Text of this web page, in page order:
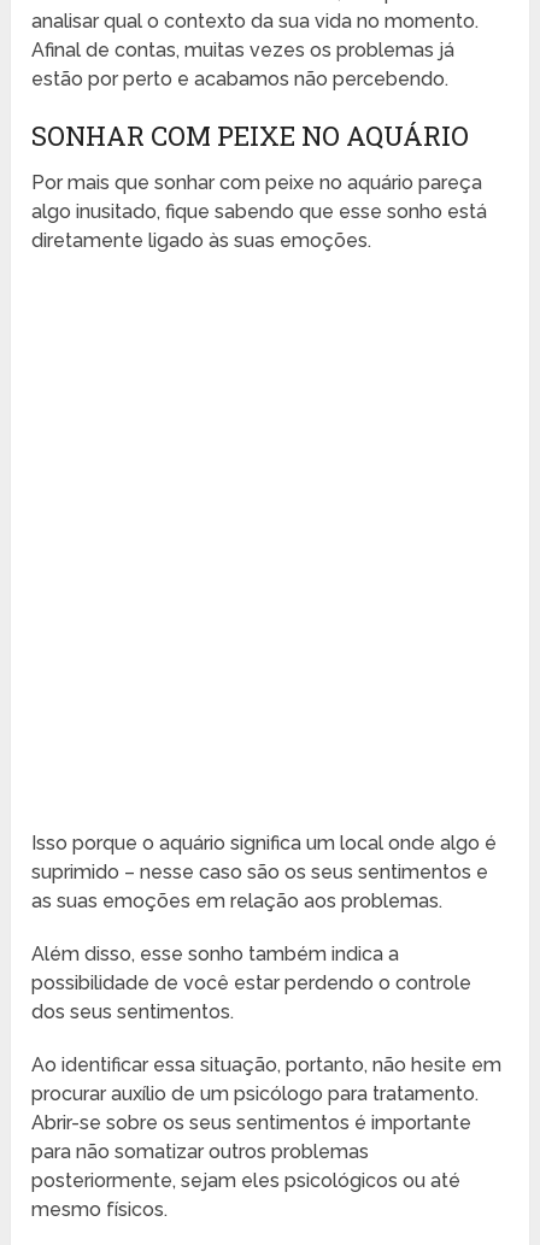
analisar qual o contexto da sua vida no momento.
Afinal de contas, muitas vezes os problemas já
estão por perto e acabamos não percebendo.
SONHAR COM PEIXE NO AQUÁRIO
Por mais que sonhar com peixe no aquário pareça
algo inusitado, fique sabendo que esse sonho está
diretamente ligado às suas emoções.
Isso porque o aquário significa um local onde algo é
suprimido – nesse caso são os seus sentimentos e
as suas emoções em relação aos problemas.
Além disso, esse sonho também indica a
possibilidade de você estar perdendo o controle
dos seus sentimentos.
Ao identificar essa situação, portanto, não hesite em
procurar auxílio de um psicólogo para tratamento.
Abrir-se sobre os seus sentimentos é importante
para não somatizar outros problemas
posteriormente, sejam eles psicológicos ou até
mesmo físicos.